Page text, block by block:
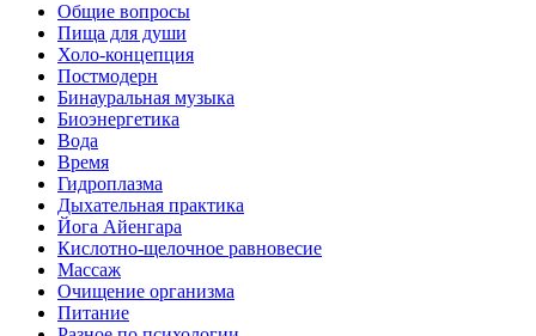
Общие вопросы
Пища для души
Холо-концепция
Постмодерн
Бинауральная музыка
Биоэнергетика
Вода
Время
Гидроплазма
Дыхательная практика
Йога Айенгара
Кислотно-щелочное равновесие
Массаж
Очищение организма
Питание